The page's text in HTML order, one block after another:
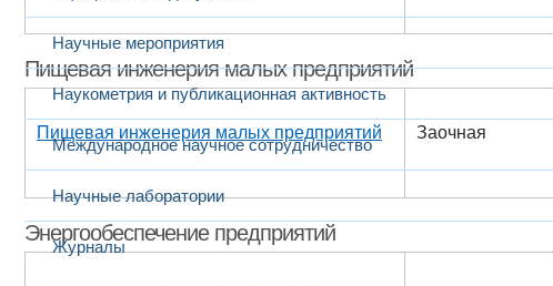
Научные мероприятия
Наукометрия и публикационная активность
Международное научное сотрудничество
Научные лаборатории
Журналы
Пищевая инженерия малых предприятий
Пищевая инженерия малых предприятий Заочная
Энергообеспечение предприятий